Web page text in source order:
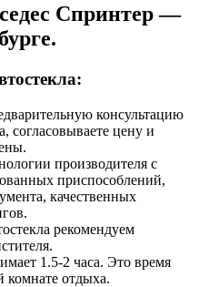
Спринтер —
консультацию
согласовываете цену и
производителя с
приспособлений,
качественных
рекомендуем
1.5-2 часа. Это время
отдыха.